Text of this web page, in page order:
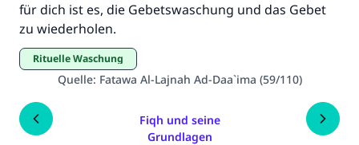
für dich ist es, die Gebetswaschung und das Gebet
zu wiederholen.
Rituelle Waschung
Quelle: Fatawa Al-Lajnah Ad-Daa`ima (59/110)
Fiqh und seine
Grundlagen
(MUSLIM 1893)
Beitrag dazu